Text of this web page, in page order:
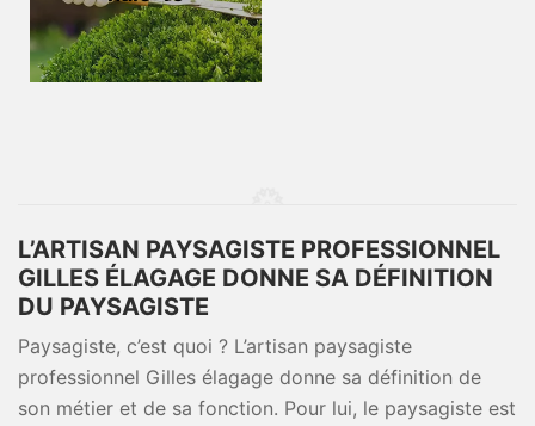
L’ARTISAN PAYSAGISTE PROFESSIONNEL
GILLES ÉLAGAGE DONNE SA DÉFINITION
DU PAYSAGISTE
Paysagiste, c’est quoi ? L’artisan paysagiste
professionnel Gilles élagage donne sa définition de
son métier et de sa fonction. Pour lui, le paysagiste est